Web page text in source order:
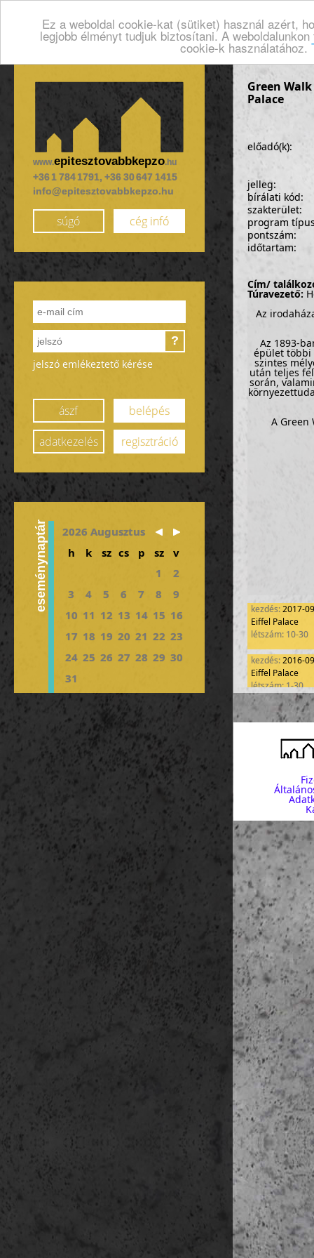
Ez a weboldal cookie-kat (sütiket) használ azért,
legjobb élményt tudjuk biztosítani. A
cookie-k használatához.
www.epitesztovabbkepzo.hu
+36 1 784 1791, +36 30 647 1415
info@epitesztovabbkepzo.hu
súgó cég infó
?
jelszó emlékeztető kérése
ászf
belépés
adatkezelés
regisztráció
eseménynaptár
2026 Augusztus
h
k sz cs p sz
v
1
2
3
4 5 6 7 8
9
10 11 12 13 14 15 16
17 18 19 20 21 22 23
24 25 26 27 28 29 30
31
Green
Palace
előadó(k):
jelleg:
bírálati kód:
szakterület:
program
pontszám:
időtartam:
Cím/
Túravezető:
Az
Az 1893-
épület többi
szintes
után teljes
során,
A Green
kezdés:2017-
Eiffel Palace
létszám: 10-30
kezdés:2016-
Eiffel Palace
létszám: 1-30